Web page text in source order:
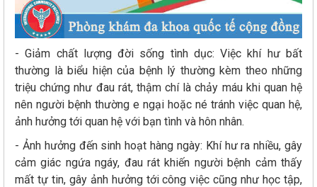
- Giảm chất lượng đời sống tình dục: Việc khí hư bất
thường là biểu hiện của bệnh lý thường kèm theo những
triệu chứng như đau rát, thậm chí là chảy máu khi quan hệ
nên người bệnh thường e ngại hoặc né tránh việc quan hệ,
ảnh hưởng tới quan hệ với bạn tình và hôn nhân.
- Ảnh hưởng đến sinh hoạt hàng ngày: Khí hư ra nhiều, gây
cảm giác ngứa ngáy, đau rát khiến người bệnh cảm thấy
mất tự tin, gây ảnh hưởng tới công việc cũng như học tập,